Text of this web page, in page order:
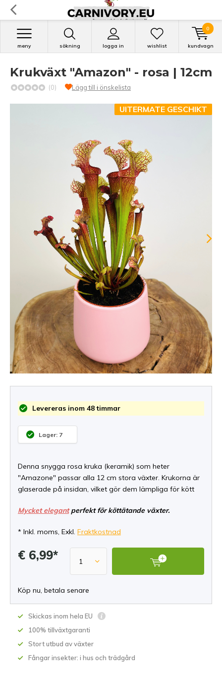
sökning logga in
meny wishlist kundvagn
0
Krukväxt "Amazon" - rosa | 12cm
(0) Lägg till i önskelista
UITERMATE GESCHIKT
Levereras inom 48 timmar
Lager: 7
Denna snygga rosa kruka (keramik) som heter
"Amazone" passar alla 12 cm stora växter. Krukorna är
glaserade på insidan, vilket gör dem lämpliga för kött
Mycket elegantperfekt för köttätande växter.
* Inkl. moms, Exkl. Fraktkostnad
€ 6,99*
Köp nu, betala senare
Skickas inom hela EU
100% tillväxtgaranti
Stort utbud av växter
Fångar insekter: i hus och trädgård